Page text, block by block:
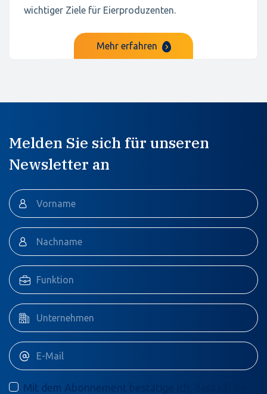
wichtiger Ziele für Eierproduzenten.
Mehr erfahren
Melden Sie sich für unseren
Newsletter an
Mit dem Abonnement bestätige ich, dass ich die